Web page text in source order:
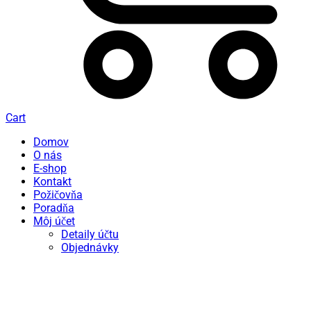
Cart
Domov
O nás
E-shop
Kontakt
Požičovňa
Poradňa
Môj účet
Detaily účtu
Objednávky